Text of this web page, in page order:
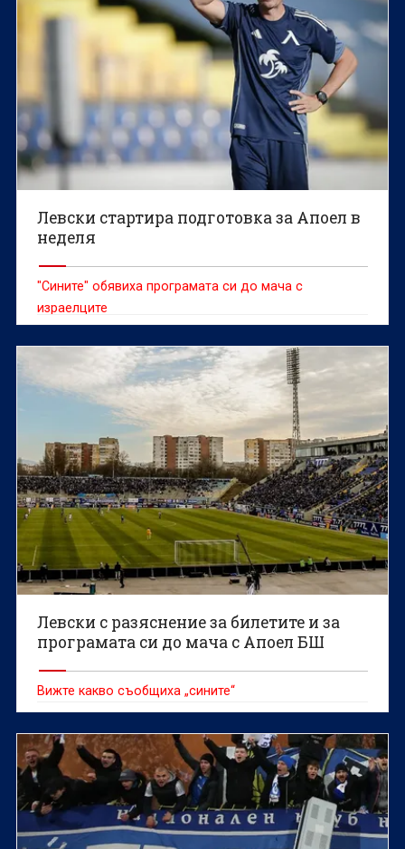
Левски стартира подготовка за Апоел в
неделя
"Сините" обявиха програмата си до мача с
израелците
Левски с разяснение за билетите и за
програмата си до мача с Апоел БШ
Вижте какво съобщиха „сините“